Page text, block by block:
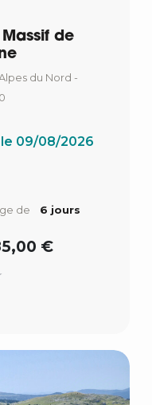
de
du Nord -
09/08/2026
de 6 jours
€